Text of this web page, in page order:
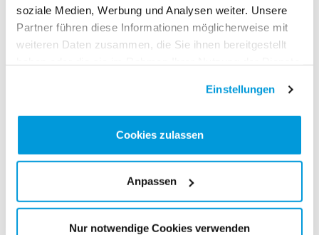
soziale Medien, Werbung und Analysen weiter. Unsere
Partner führen diese Informationen möglicherweise mit
weiteren Daten zusammen, die Sie ihnen bereitgestellt
Einstellungen
Cookies zulassen
Anpassen
Nur notwendige Cookies verwenden
Das sind die nächsten internationalen LCZ-
Einsätze